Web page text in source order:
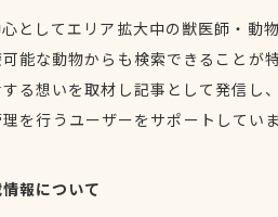
としてエリア拡大中の獣医師・動
能な動物からも検索できることが
る想いを取材し記事として発信し
を行うユーザーをサポートしてい
報について